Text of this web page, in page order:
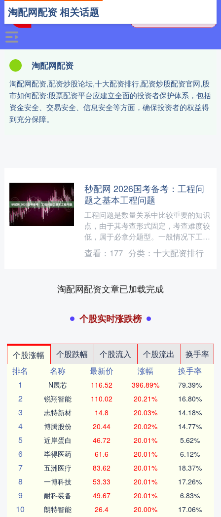
淘配网配资
淘配网配资,配资炒股论坛,十大配资排行,配资炒股配资官网,股
市如何配资:股票配资平台应建立全面的投资者保护体系，包括
资金安全、交易安全、信息安全等方面，确保投资者的权益得
到充分保障。
淘配网配资 相关话题
秒配网 2026国考备考：工程问
题之基本工程问题
工程问题是数量关系中比较重要的知识
点，由于其考查形式固定，考查难度较
低，属于必拿分题型。一般情况下工程
问题的题干中出现有一项工程、修路、
造桥、生产零件或提到甲乙....
查看： 177 分类： 十大配资排行
淘配网配资文章已加载完成
个股实时涨跌榜
个股涨幅 个股跌幅 个股流入 个股流出
换手率
排名
名称 最新价 涨幅
换手率
1
N展芯 116.52 396.89% 79.39%
2 锐翔智能 110.02 20.21% 16.80%
3 志特新材 14.8 20.03% 14.18%
4 博腾股份 20.44 20.02% 14.77%
5 近岸蛋白 46.72 20.01% 5.62%
6 毕得医药 61.6 20.01% 6.12%
7 五洲医疗 83.62 20.01% 18.37%
8 一博科技 53.33 20.01% 17.26%
9 耐科装备 49.67 20.01% 6.83%
10 朗特智能 26.4 20.00% 17.06%